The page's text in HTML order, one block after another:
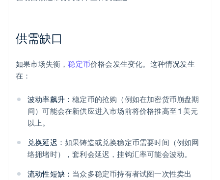
供需缺口
如果市场失衡，稳定币价格会发生变化。这种情况发生
在：
波动率飙升：稳定币的抢购（例如在加密货币崩盘期
间）可能会在新供应进入市场前将价格推高至 1 美元
以上。
兑换延迟： 如果铸造或兑换稳定币需要时间（例如网
络拥堵时），套利会延迟，挂钩汇率可能会波动。
流动性短缺： 当众多稳定币持有者试图一次性卖出